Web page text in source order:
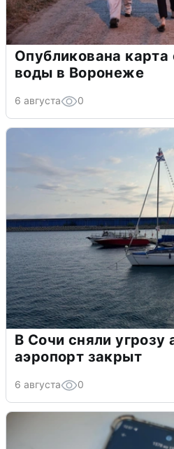
Опубликована карта
воды в Воронеже
6 августа 0
В Сочи сняли угрозу
аэропорт закрыт
6 августа 0